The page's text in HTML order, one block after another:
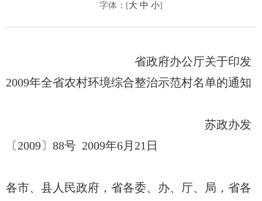
字体：[大 中 小]
省政府办公厅关于印发
2009年全省农村环境综合整治示范村名单的通知
苏政办发
〔2009〕88号 2009年6月21日
各市、县人民政府，省各委、办、厅、局，省各